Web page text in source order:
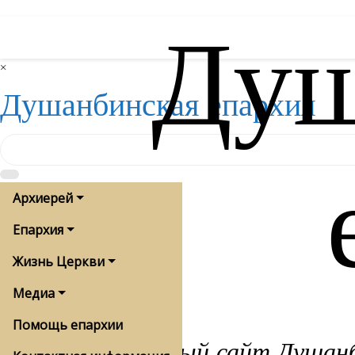
×
Душанбинская епархия
Архиерей
Епархия
Жизнь Церкви
Медиа
Помощь епархии